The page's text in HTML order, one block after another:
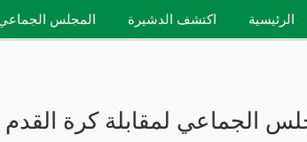
الرئيسية اكتشف الدشيرة المجلس
الجماعي لمقابلة كرة